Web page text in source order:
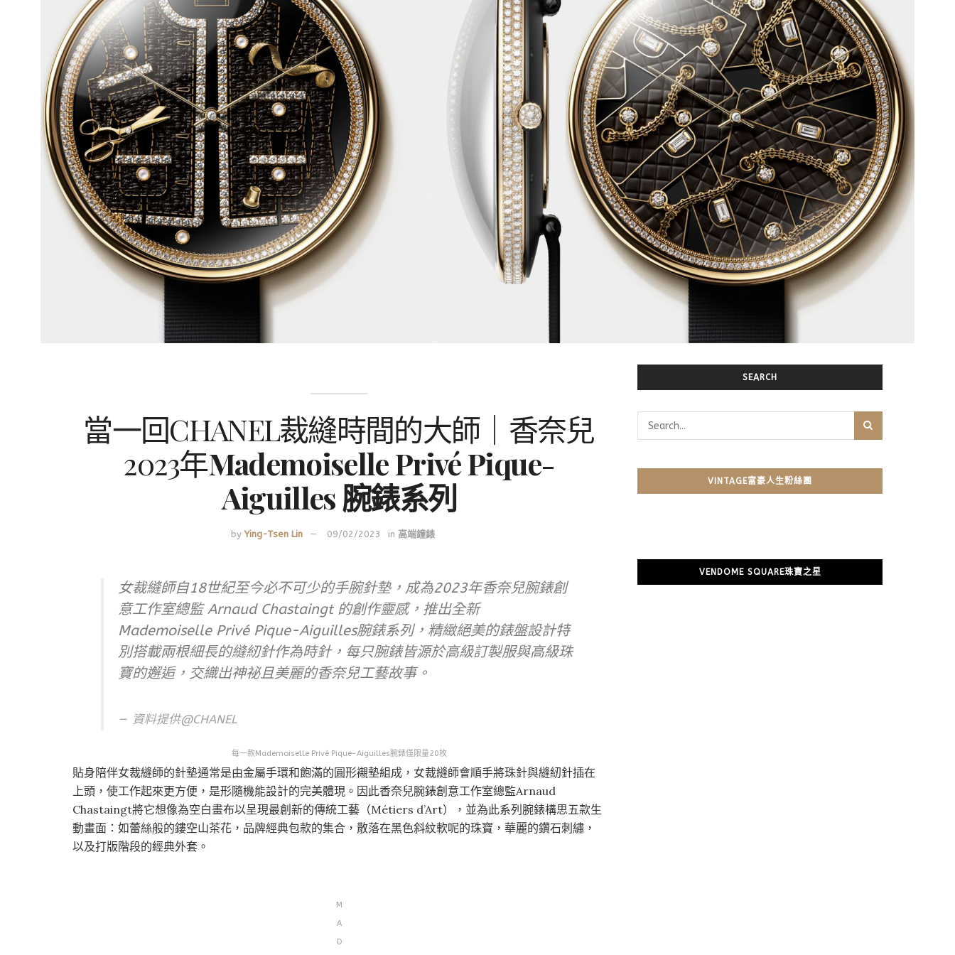
當一回CHANEL裁縫時間的大師｜香奈兒
2023年Mademoiselle Privé Pique-
Aiguilles 腕錶系列
by Ying-Tsen Lin 09/02/2023 in 高端鐘錶
女裁縫師自18世紀至今必不可少的手腕針墊，成為2023年香奈兒腕錶創
意工作室總監 Arnaud Chastaingt 的創作靈感，推出全新
Mademoiselle Privé Pique-Aiguilles腕錶系列，精緻絕美的錶盤設計特
別搭載兩根細長的縫紉針作為時針，每只腕錶皆源於高級訂製服與高級珠
寶的邂逅，交織出神祕且美麗的香奈兒工藝故事。
資料提供@CHANEL
每一款Mademoiselle Privé Pique-Aiguilles腕錶僅限量20枚
貼身陪伴女裁縫師的針墊通常是由金屬手環和飽滿的圓形襯墊組成，女裁縫師會順手將珠針與縫紉針插在
上頭，使工作起來更方便，是形隨機能設計的完美體現。因此香奈兒腕錶創意工作室總監Arnaud
Chastaingt將它想像為空白畫布以呈現最創新的傳統工藝（Métiers d’Art），並為此系列腕錶構思五款生
動畫面：如蕾絲般的鏤空山茶花，品牌經典包款的集合，散落在黑色斜紋軟呢的珠寶，華麗的鑽石刺繡，
以及打版階段的經典外套。
M
A
D
SEARCH
VINTAGE富豪人生粉絲團
VENDOME SQUARE珠寶之星